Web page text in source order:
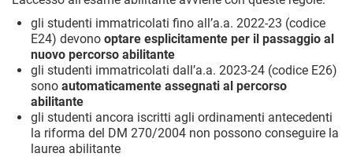
gli studenti immatricolati fino all’a.a. 2022-23 (codice
E24) devono optare esplicitamente per il passaggio al
nuovo percorso abilitante
gli studenti immatricolati dall’a.a. 2023-24 (codice E26)
sono automaticamente assegnati al percorso
abilitante
gli studenti ancora iscritti agli ordinamenti antecedenti
la riforma del DM 270/2004 non possono conseguire la
laurea abilitante